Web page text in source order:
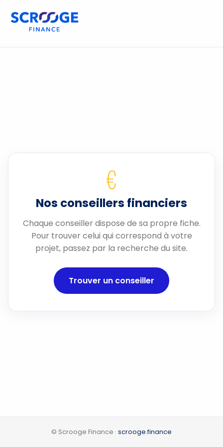
€
Nos conseillers financiers
Chaque conseiller dispose de sa propre fiche.
Pour trouver celui qui correspond à votre
projet, passez par la recherche du site.
Trouver un conseiller
© Scrooge Finance · scrooge.finance